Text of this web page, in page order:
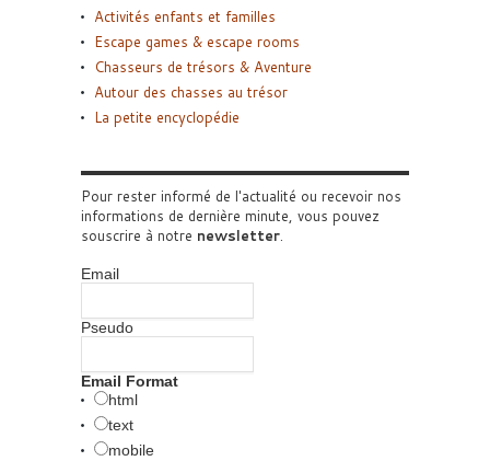
Activités enfants et familles
Escape games & escape rooms
Chasseurs de trésors & Aventure
Autour des chasses au trésor
La petite encyclopédie
Pour rester informé de l'actualité ou recevoir nos
informations de dernière minute, vous pouvez
souscrire à notre newsletter.
Email
Pseudo
Email Format
html
text
mobile